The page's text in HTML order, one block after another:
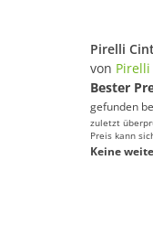
von Pirelli
Bester
gefunden
zuletzt
Preis kann
Keine